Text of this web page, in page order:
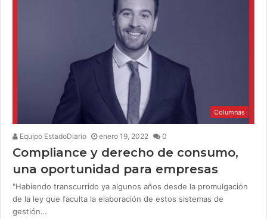
Columnas
Equipo EstadoDiario enero 19, 2022 0
Compliance y derecho de consumo,
una oportunidad para empresas
"Habiendo transcurrido ya algunos años desde la promulgación
de la ley que faculta la elaboración de estos sistemas de
gestión…